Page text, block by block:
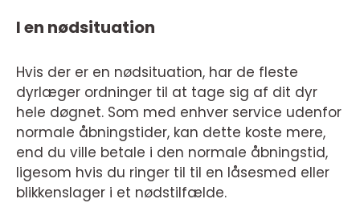
I en nødsituation
Hvis der er en nødsituation, har de fleste
dyrlæger ordninger til at tage sig af dit dyr
hele døgnet. Som med enhver service udenfor
normale åbningstider, kan dette koste mere,
end du ville betale i den normale åbningstid,
ligesom hvis du ringer til til en låsesmed eller
blikkenslager i et nødstilfælde.